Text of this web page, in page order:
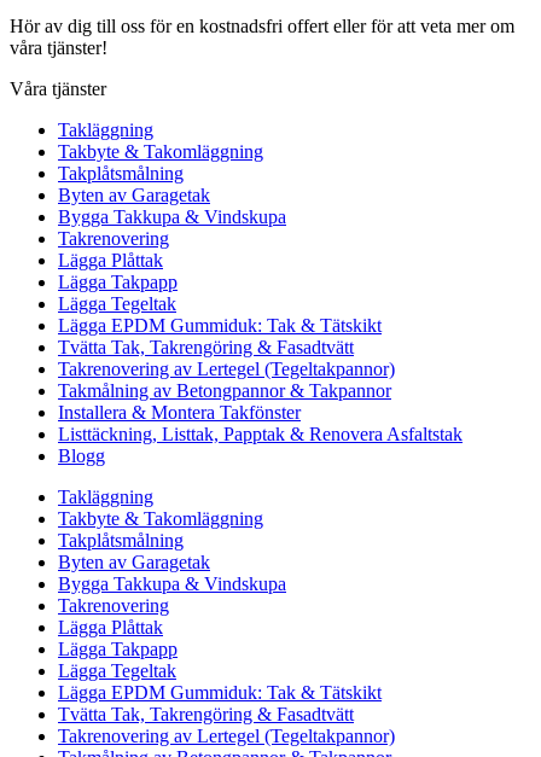
Hör av dig till oss för en kostnadsfri offert eller för att veta mer om
våra tjänster!
Våra tjänster
Takläggning
Takbyte & Takomläggning
Takplåtsmålning
Byten av Garagetak
Bygga Takkupa & Vindskupa
Takrenovering
Lägga Plåttak
Lägga Takpapp
Lägga Tegeltak
Lägga EPDM Gummiduk: Tak & Tätskikt
Tvätta Tak, Takrengöring & Fasadtvätt
Takrenovering av Lertegel (Tegeltakpannor)
Takmålning av Betongpannor & Takpannor
Installera & Montera Takfönster
Listtäckning, Listtak, Papptak & Renovera Asfaltstak
Blogg
Takläggning
Takbyte & Takomläggning
Takplåtsmålning
Byten av Garagetak
Bygga Takkupa & Vindskupa
Takrenovering
Lägga Plåttak
Lägga Takpapp
Lägga Tegeltak
Lägga EPDM Gummiduk: Tak & Tätskikt
Tvätta Tak, Takrengöring & Fasadtvätt
Takrenovering av Lertegel (Tegeltakpannor)